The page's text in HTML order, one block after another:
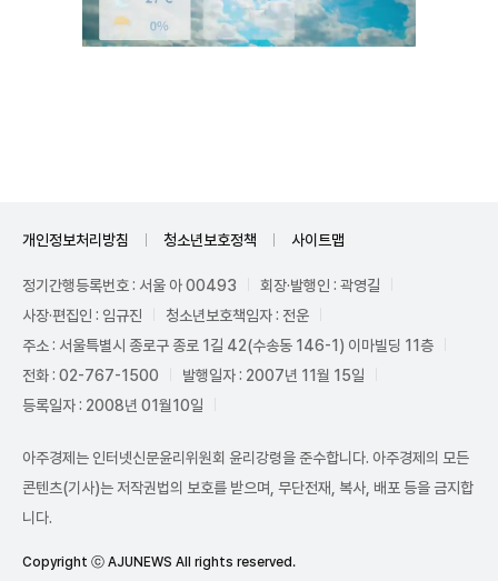
개인정보처리방침 청소년보호정책 사이트맵
정기간행등록번호 : 서울 아 00493
회장·발행인 : 곽영길
사장·편집인 : 임규진
청소년보호책임자 : 전운
주소 : 서울특별시 종로구 종로 1길 42(수송동 146-1) 이마빌딩 11층
전화 : 02-767-1500
발행일자 : 2007년 11월 15일
등록일자 : 2008년 01월10일
아주경제는 인터넷신문윤리위원회 윤리강령을 준수합니다. 아주경제의 모든
콘텐츠(기사)는 저작권법의 보호를 받으며, 무단전재, 복사, 배포 등을 금지합
니다.
Copyright ⓒ AJUNEWS All rights reserved.